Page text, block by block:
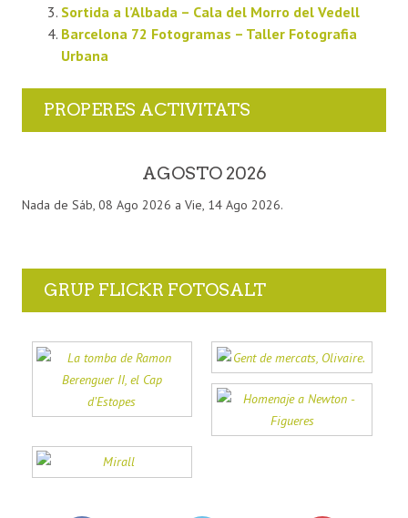
Sortida a l’Albada – Cala del Morro del Vedell
Barcelona 72 Fotogramas – Taller Fotografia
Urbana
PROPERES ACTIVITATS
AGOSTO 2026
Nada de Sáb, 08 Ago 2026 a Vie, 14 Ago 2026.
GRUP FLICKR FOTOSALT